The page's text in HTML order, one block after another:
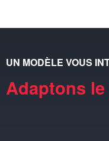
UN MODÈLE VOUS
Adaptons